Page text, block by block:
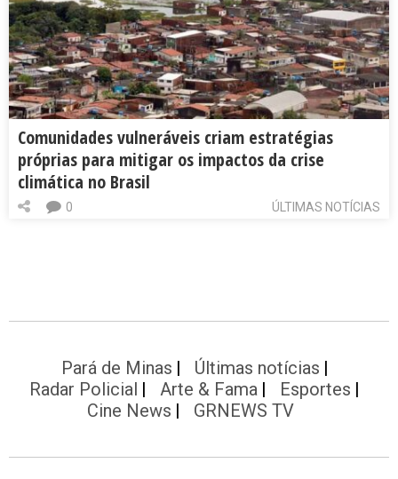
Comunidades vulneráveis criam estratégias
próprias para mitigar os impactos da crise
climática no Brasil
ÚLTIMAS NOTÍCIAS
0
Pará de Minas
Últimas notícias
Radar Policial
Arte & Fama
Esportes
Cine News
GRNEWS TV